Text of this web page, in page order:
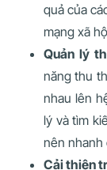
quả của
mạng xã
Quản lý
năng thu
nhau lên
lý và tìm
nên nhanh
Cải thiện